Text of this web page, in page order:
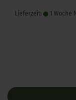
Lieferzeit: 1 Woche